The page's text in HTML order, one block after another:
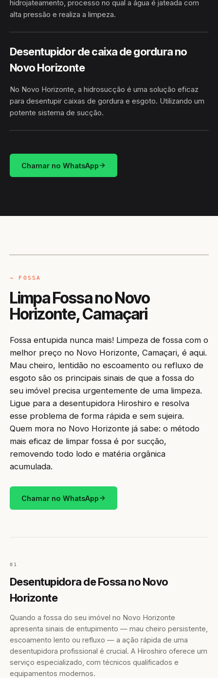
hidrojateamento, processo no qual a água é jateada com
alta pressão e realiza a limpeza.
HIDROJATEAMENTO NOVO HORIZONTE · CAMAÇARI/BA
Desentupidor de caixa de gordura no
Novo Horizonte
No Novo Horizonte, a hidrosucção é uma solução eficaz
para desentupir caixas de gordura e esgoto. Utilizando um
potente sistema de sucção.
HIDROSUCÇÃO NOVO HORIZONTE · CAMAÇARI/BA
Chamar no WhatsApp
→ FOSSA
Limpa Fossa no Novo
Horizonte, Camaçari
Fossa entupida nunca mais! Limpeza de fossa com o
melhor preço no Novo Horizonte, Camaçari, é aqui.
Mau cheiro, lentidão no escoamento ou refluxo de
esgoto são os principais sinais de que a fossa do
seu imóvel precisa urgentemente de uma limpeza.
Ligue para a desentupidora Hiroshiro e resolva
esse problema de forma rápida e sem sujeira.
Quem mora no Novo Horizonte já sabe: o método
mais eficaz de limpar fossa é por sucção,
removendo todo lodo e matéria orgânica
acumulada.
Chamar no WhatsApp
01
Desentupidora de Fossa no Novo
Horizonte
Quando a fossa do seu imóvel no Novo Horizonte
apresenta sinais de entupimento — mau cheiro persistente,
escoamento lento ou refluxo — a ação rápida de uma
desentupidora profissional é crucial. A Hiroshiro oferece um
serviço especializado, com técnicos qualificados e
equipamentos modernos.